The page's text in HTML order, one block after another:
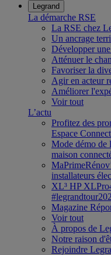
Legrand
La démarche RSE
La RSE chez
Un ancrage
Développer
Atténuer le
Favoriser la
Agir en acteur
Améliorer
Voir tout
L’actu
Profitez des
Espace
Mode démo de
maison
installateurs
XL³ HP
Magazine
Voir tout
À propos de
Notre raison
Rejoindre